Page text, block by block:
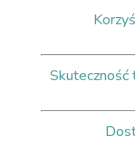
Skuteczność